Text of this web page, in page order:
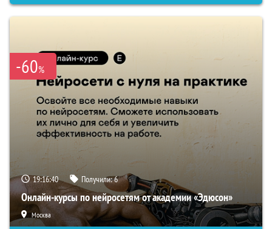
-60%
19:16:39 Получили:6
Онлайн-курсы по нейросетям от академии «Эдюсон»
Москва